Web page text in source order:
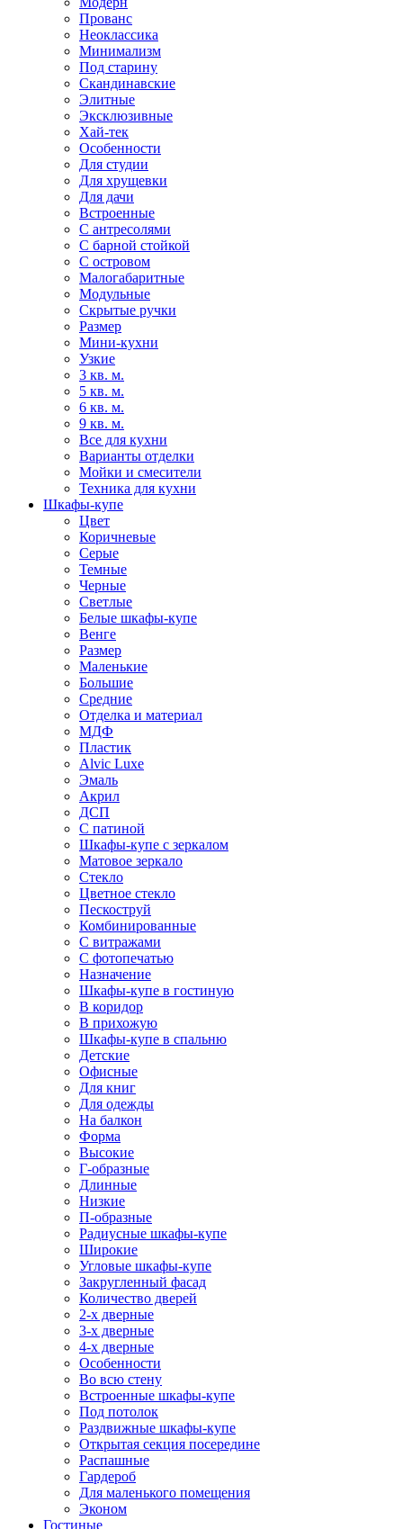
Прованс
Неоклассика
Минимализм
Под старину
Скандинавские
Элитные
Эксклюзивные
Хай-тек
Особенности
Для студии
Для хрущевки
Для дачи
Встроенные
С антресолями
С барной стойкой
С островом
Малогабаритные
Модульные
Скрытые ручки
Размер
Мини-кухни
Узкие
3 кв. м.
5 кв. м.
6 кв. м.
9 кв. м.
Все для кухни
Варианты отделки
Мойки и смесители
Техника для кухни
Шкафы-купе
Цвет
Коричневые
Серые
Темные
Черные
Светлые
Белые шкафы-купе
Венге
Размер
Маленькие
Большие
Средние
Отделка и материал
МДФ
Пластик
Alvic Luxe
Эмаль
Акрил
ДСП
С патиной
Шкафы-купе с зеркалом
Матовое зеркало
Стекло
Цветное стекло
Пескоструй
Комбинированные
С витражами
С фотопечатью
Назначение
Шкафы-купе в гостиную
В коридор
В прихожую
Шкафы-купе в спальню
Детские
Офисные
Для книг
Для одежды
На балкон
Форма
Высокие
Г-образные
Длинные
Низкие
П-образные
Радиусные шкафы-купе
Широкие
Угловые шкафы-купе
Закругленный фасад
Количество дверей
2-х дверные
3-х дверные
4-х дверные
Особенности
Во всю стену
Встроенные шкафы-купе
Под потолок
Раздвижные шкафы-купе
Открытая секция посередине
Распашные
Гардероб
Для маленького помещения
Эконом
Гостиные